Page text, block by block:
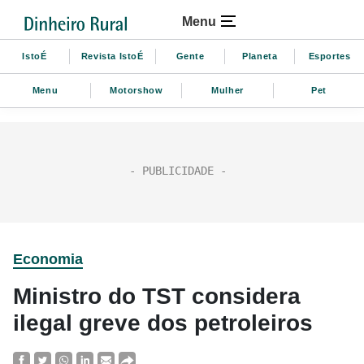
Menu
IstoÉ Revista IstoÉ Gente Planeta Esportes
Menu Motorshow Mulher Pet
Economia
Ministro do TST considera
ilegal greve dos petroleiros